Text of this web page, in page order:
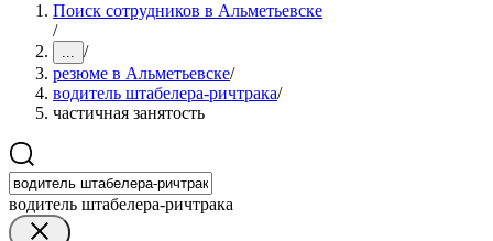
Поиск сотрудников в Альметьевске
/
... /
резюме в Альметьевске/
водитель штабелера-ричтрака/
частичная занятость
водитель штабелера-ричтрака